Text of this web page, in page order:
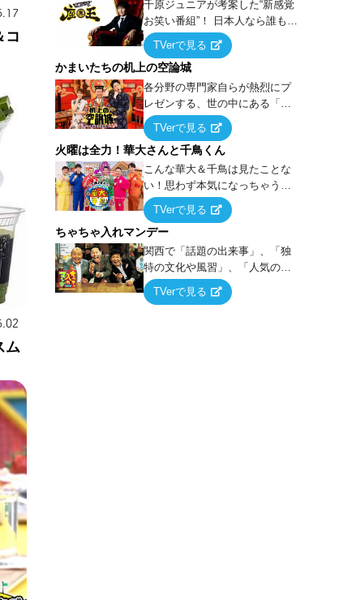
コ
ム
千原ジュニアが考案した“新感覚
お笑い番組”！ 日本人なら誰もが
馴染みのある『イス取りゲー
ム』をベースに、大喜利・ギャ
グ・モノボケ・歌…など様々な
お題で芸人がショートネタを競
い合う！
TVerで見る
かまいたちの机上の空論城
各分野の専門家自らが熱烈にプ
レゼンする、世の中にある「試
したことはないが、やってみた
らこうなる！…ハズ」という“机
上の空論”に若手芸人らがカラダ
を張って挑む！
TVerで見る
火曜は全力！華大さんと千鳥くん
こんな華大＆千鳥は見たことな
い！思わず本気になっちゃうゲ
ームに挑戦するバラエティー！
TVerで見る
ちゃちゃ入れマンデー
関西で「話題の出来事」、「独
特の文化や風習」、「人気の行
列ができる店」などあらゆるテ
ーマについて好き放題にちゃち
TVerで見る